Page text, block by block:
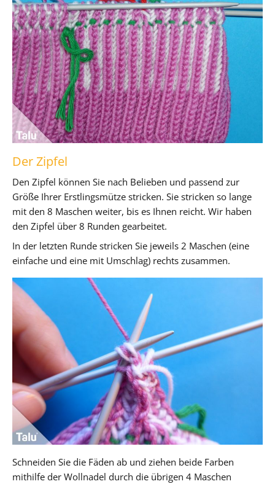
Der Zipfel
Den Zipfel können Sie nach Belieben und passend zur
Größe Ihrer Erstlingsmütze stricken. Sie stricken so lange
mit den 8 Maschen weiter, bis es Ihnen reicht. Wir haben
den Zipfel über 8 Runden gearbeitet.
In der letzten Runde stricken Sie jeweils 2 Maschen (eine
einfache und eine mit Umschlag) rechts zusammen.
Schneiden Sie die Fäden ab und ziehen beide Farben
mithilfe der Wollnadel durch die übrigen 4 Maschen